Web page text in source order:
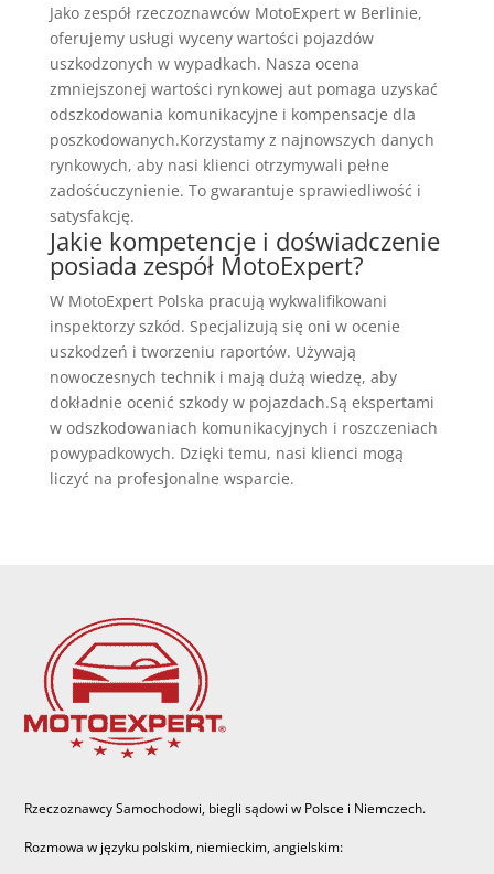
Jako zespół rzeczoznawców MotoExpert w Berlinie,
oferujemy usługi wyceny wartości pojazdów
uszkodzonych w wypadkach. Nasza ocena
zmniejszonej wartości rynkowej aut pomaga uzyskać
odszkodowania komunikacyjne i kompensacje dla
poszkodowanych.Korzystamy z najnowszych danych
rynkowych, aby nasi klienci otrzymywali pełne
zadośćuczynienie. To gwarantuje sprawiedliwość i
satysfakcję.
Jakie kompetencje i doświadczenie
posiada zespół MotoExpert?
W MotoExpert Polska pracują wykwalifikowani
inspektorzy szkód. Specjalizują się oni w ocenie
uszkodzeń i tworzeniu raportów. Używają
nowoczesnych technik i mają dużą wiedzę, aby
dokładnie ocenić szkody w pojazdach.Są ekspertami
w odszkodowaniach komunikacyjnych i roszczeniach
powypadkowych. Dzięki temu, nasi klienci mogą
liczyć na profesjonalne wsparcie.
Rzeczoznawcy Samochodowi, biegli sądowi w Polsce i Niemczech.
Rozmowa w języku polskim, niemieckim, angielskim: